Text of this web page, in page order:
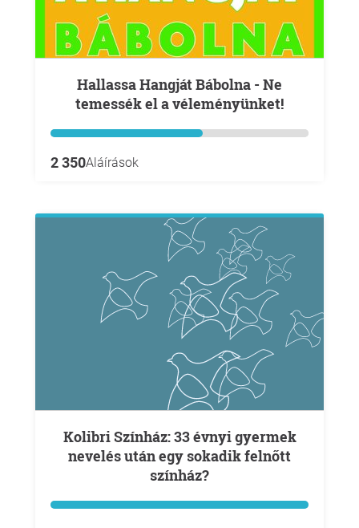
Hallassa Hangját Bábolna - Ne
temessék el a véleményünket!
2 350Aláírások
Kolibri Színház: 33 évnyi gyermek
nevelés után egy sokadik felnőtt
színház?